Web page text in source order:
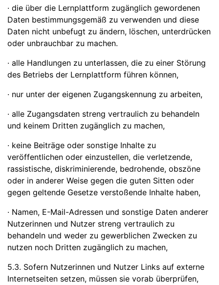
· die über die Lernplattform zugänglich gewordenen
Daten bestimmungsgemäß zu verwenden und diese
Daten nicht unbefugt zu ändern, löschen, unterdrücken
oder unbrauchbar zu machen.
· alle Handlungen zu unterlassen, die zu einer Störung
des Betriebs der Lernplattform führen können,
· nur unter der eigenen Zugangskennung zu arbeiten,
· alle Zugangsdaten streng vertraulich zu behandeln
und keinem Dritten zugänglich zu machen,
· keine Beiträge oder sonstige Inhalte zu
veröffentlichen oder einzustellen, die verletzende,
rassistische, diskriminierende, bedrohende, obszöne
oder in anderer Weise gegen die guten Sitten oder
gegen geltende Gesetze verstoßende Inhalte haben,
· Namen, E-Mail-Adressen und sonstige Daten anderer
Nutzerinnen und Nutzer streng vertraulich zu
behandeln und weder zu gewerblichen Zwecken zu
nutzen noch Dritten zugänglich zu machen,
5.3. Sofern Nutzerinnen und Nutzer Links auf externe
Internetseiten setzen, müssen sie vorab überprüfen,